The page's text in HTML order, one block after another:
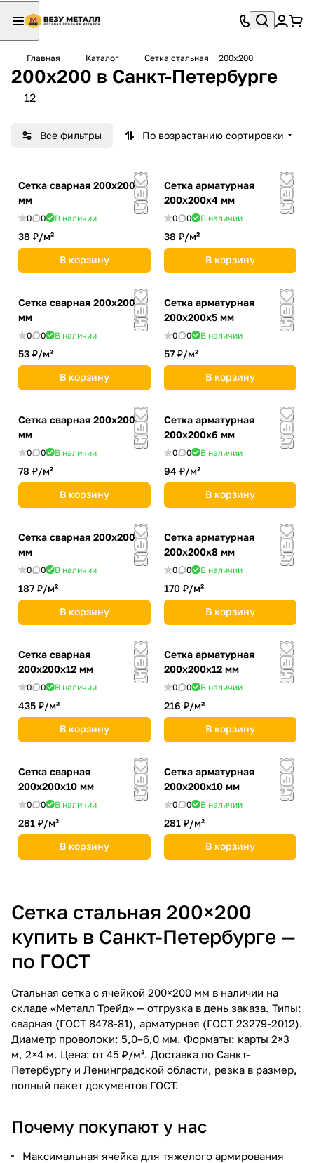
Главная Каталог Сетка стальная 200x200
200x200 в Санкт-Петербурге
12
Все фильтры По возрастанию сортировки
Сетка сварная 200х200х4
мм
0 0 В наличии
38 ₽/м²
В корзину
Сетка арматурная
200х200х4 мм
0 0 В наличии
38 ₽/м²
В корзину
Сетка сварная 200х200х5
мм
0 0 В наличии
53 ₽/м²
В корзину
Сетка арматурная
200х200х5 мм
0 0 В наличии
57 ₽/м²
В корзину
Сетка сварная 200х200х6
мм
0 0 В наличии
78 ₽/м²
В корзину
Сетка арматурная
200х200х6 мм
0 0 В наличии
94 ₽/м²
В корзину
Сетка сварная 200х200х8
мм
0 0 В наличии
187 ₽/м²
В корзину
Сетка арматурная
200х200х8 мм
0 0 В наличии
170 ₽/м²
В корзину
Сетка сварная
200х200х12 мм
0 0 В наличии
435 ₽/м²
В корзину
Сетка арматурная
200х200х12 мм
0 0 В наличии
216 ₽/м²
В корзину
Сетка сварная
200х200х10 мм
0 0 В наличии
281 ₽/м²
В корзину
Сетка арматурная
200х200х10 мм
0 0 В наличии
281 ₽/м²
В корзину
Сетка стальная 200×200
купить в Санкт-Петербурге —
по ГОСТ
Стальная сетка с ячейкой 200×200 мм в наличии на
складе «Металл Трейд» — отгрузка в день заказа. Типы:
сварная (ГОСТ 8478-81), арматурная (ГОСТ 23279-2012).
Диаметр проволоки: 5,0–6,0 мм. Форматы: карты 2×3
м, 2×4 м. Цена: от 45 ₽/м². Доставка по Санкт-
Петербургу и Ленинградской области, резка в размер,
полный пакет документов ГОСТ.
Почему покупают у нас
Максимальная ячейка для тяжелого армирования